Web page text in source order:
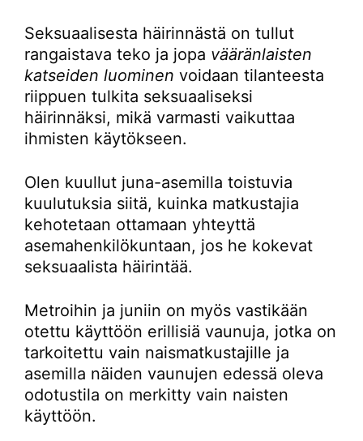
Seksuaalisesta häirinnästä on tullut
rangaistava teko ja jopa vääränlaisten
katseiden luominen voidaan tilanteesta
riippuen tulkita seksuaaliseksi
häirinnäksi, mikä varmasti vaikuttaa
ihmisten käytökseen.
Olen kuullut juna-asemilla toistuvia
kuulutuksia siitä, kuinka matkustajia
kehotetaan ottamaan yhteyttä
asemahenkilökuntaan, jos he kokevat
seksuaalista häirintää.
Metroihin ja juniin on myös vastikään
otettu käyttöön erillisiä vaunuja, jotka on
tarkoitettu vain naismatkustajille ja
asemilla näiden vaunujen edessä oleva
odotustila on merkitty vain naisten
käyttöön.